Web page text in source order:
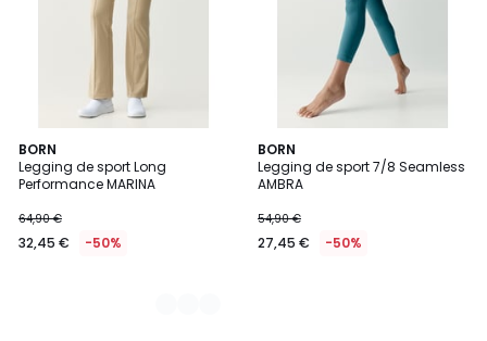
BORN
Legging de sport Long
Performance MARINA
64,90 €
32,45 € -50%
2
Couleurs
BORN
Legging de sport 7/8 Seamless
AMBRA
54,90 €
27,45 € -50%